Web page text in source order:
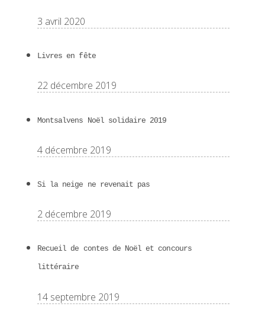
3 avril 2020
Livres en fête
22 décembre 2019
Montsalvens Noël solidaire 2019
4 décembre 2019
Si la neige ne revenait pas
2 décembre 2019
Recueil de contes de Noël et concours
littéraire
14 septembre 2019